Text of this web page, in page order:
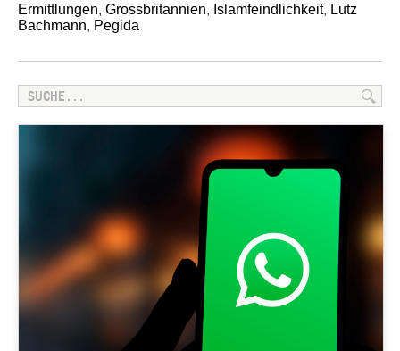
Ermittlungen, Grossbritannien, Islamfeindlichkeit, Lutz
Bachmann, Pegida